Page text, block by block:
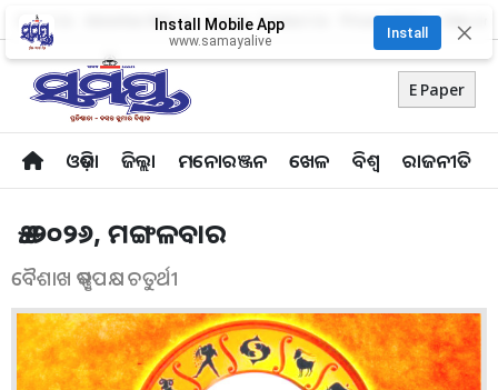
About Us Advertise With Us Career Contact Us Privacy Policy
E Paper
ଓଡ଼ିଶା ଜିଲ୍ଲା ମନୋରଞ୍ଜନ ଖେଳ ବିଶ୍ବ ରାଜନୀତି
Install Mobile App
www.samayalive
Install ✕
୫.୫.୨୦୨୬, ମଙ୍ଗଳବାର
ବୈଶାଖ କୃଷ୍ଣପକ୍ଷ ଚତୁର୍ଥୀ